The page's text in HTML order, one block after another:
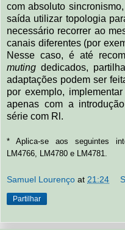
com absoluto
saída utilizar topologia
necessário recorrer ao
canais diferentes (por
Nesse caso, é até
muting dedicados,
adaptações podem ser
por exemplo,
apenas com a
série com Rl.
* Aplica-se aos seguintes
LM4766, LM4780 e LM4781.
Samuel Lourenço at 21:24
Partilhar